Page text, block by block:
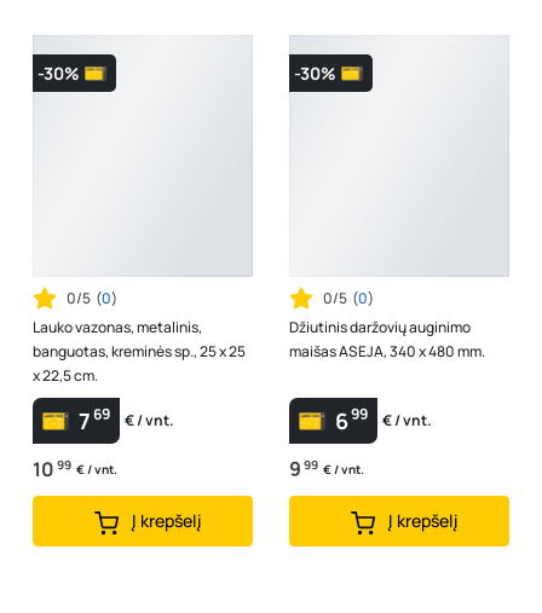
-30%
0/5 (0)
Lauko vazonas, metalinis,
banguotas, kreminės sp., 25 x 25
x 22,5 cm.
769 € / vnt.
10 99 € / vnt.
Į krepšelį
-30%
0/5 (0)
Džiutinis daržovių auginimo
maišas ASEJA, 340 x 480 mm.
699 € / vnt.
9 99 € / vnt.
Į krepšelį